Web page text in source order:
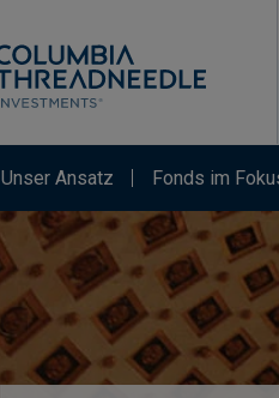
Unser Ansatz Fonds im